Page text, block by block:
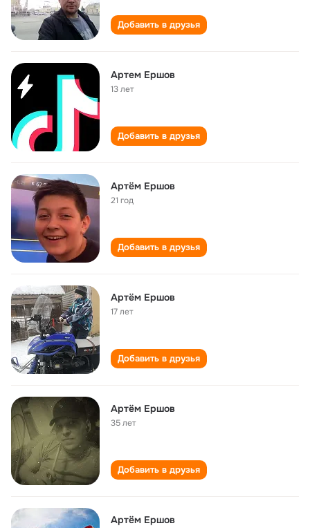
Добавить в друзья
Артем Ершов
13 лет
Добавить в друзья
Артём Ершов
21 год
Добавить в друзья
Артём Ершов
17 лет
Добавить в друзья
Артём Ершов
35 лет
Добавить в друзья
Артём Ершов